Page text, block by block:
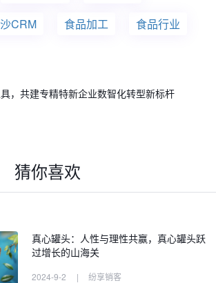
CRM 食品加工 食品行业
，共建专精特新企业数智化转型新标杆
猜你喜欢
真心罐头：人性与理性共赢，真心罐头跃
过增长的山海关
2024-9-2 | 纷享销客